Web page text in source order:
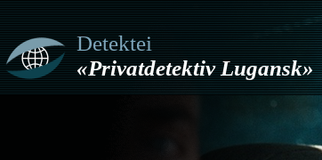
Detektei
«Privatdetektiv Lugansk»